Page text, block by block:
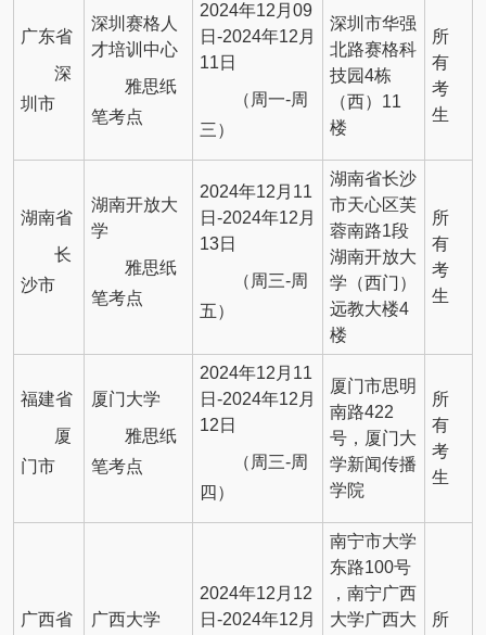
广东省
深
圳市
深圳赛格人
才培训中心
雅思纸
笔考点
2024年12月09
日-2024年12月
11日
（周一-周
三）
深圳市华强
北路赛格科
技园4栋
（西）11
楼
所
有
考
生
湖南省
长
沙市
湖南开放大
学
雅思纸
笔考点
2024年12月11
日-2024年12月
13日
（周三-周
五）
湖南省长沙
市天心区芙
蓉南路1段
湖南开放大
学（西门）
远教大楼4
楼
所
有
考
生
福建省
厦
门市
厦门大学
雅思纸
笔考点
2024年12月11
日-2024年12月
12日
（周三-周
四）
厦门市思明
南路422
号，厦门大
学新闻传播
学院
所
有
考
生
广西省
广西大学
2024年12月12
日-2024年12月
南宁市大学
东路100号
，南宁广西
大学广西大
所